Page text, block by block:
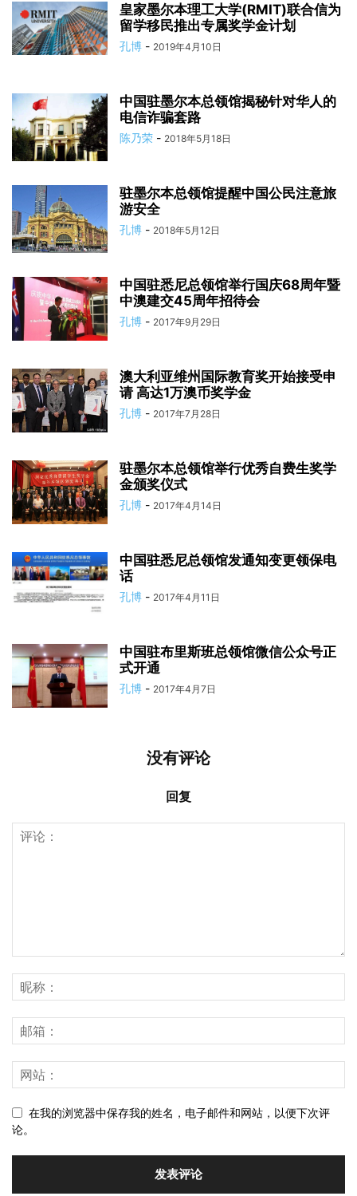
皇家墨尔本理工大学(RMIT)联合信为
留学移民推出专属奖学金计划
孔博 - 2019年4月10日
中国驻墨尔本总领馆揭秘针对华人的
电信诈骗套路
陈乃荣 - 2018年5月18日
驻墨尔本总领馆提醒中国公民注意旅
游安全
孔博 - 2018年5月12日
中国驻悉尼总领馆举行国庆68周年暨
中澳建交45周年招待会
孔博 - 2017年9月29日
澳大利亚维州国际教育奖开始接受申
请 高达1万澳币奖学金
孔博 - 2017年7月28日
驻墨尔本总领馆举行优秀自费生奖学
金颁奖仪式
孔博 - 2017年4月14日
中国驻悉尼总领馆发通知变更领保电
话
孔博 - 2017年4月11日
中国驻布里斯班总领馆微信公众号正
式开通
孔博 - 2017年4月7日
没有评论
回复
在我的浏览器中保存我的姓名，电子邮件和网站，以便下次评
论。